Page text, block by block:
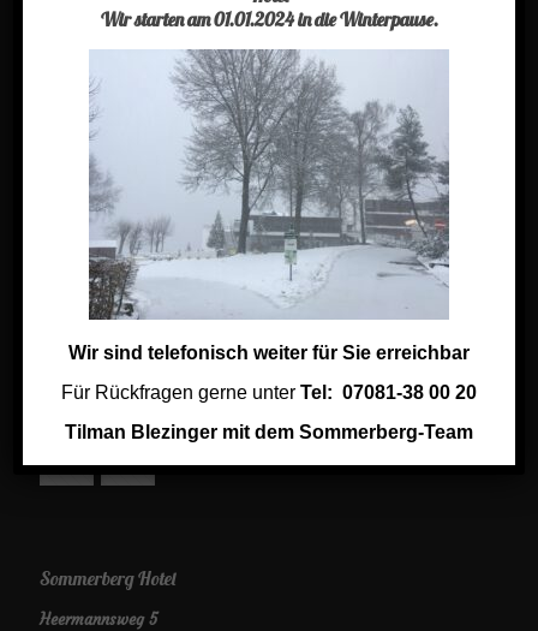
Jobs im Sommerberg Hotel
Links aus der Region
Keramik Shop
Social
Sommerberg Hotel
Heermannsweg 5
Wir starten am 01.01.2024 in die Winterpause.
Wir sind telefonisch weiter für Sie erreichbar
Für Rückfragen gerne unter Tel: 07081-38 00 20
Tilman Blezinger mit dem Sommerberg-Team